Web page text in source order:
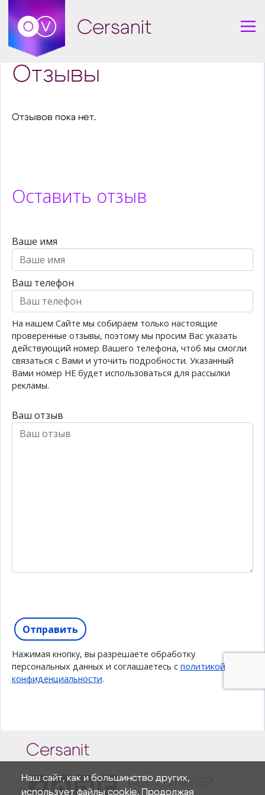
Cersanit
Отзывы
Отзывов пока нет.
Cersanit
ПОСЕТИТЕЛЕЙ
Наш сайт, как и большинство других,
использует файлы cookie. Продолжая